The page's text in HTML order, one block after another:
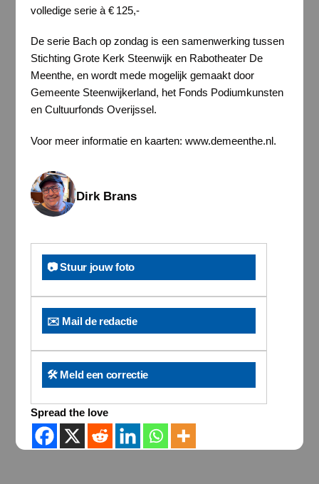
volledige serie à € 125,-
De serie Bach op zondag is een samenwerking tussen
Stichting Grote Kerk Steenwijk en Rabotheater De
Meenthe, en wordt mede mogelijk gemaakt door
Gemeente Steenwijkerland, het Fonds Podiumkunsten
en Cultuurfonds Overijssel.
Voor meer informatie en kaarten: www.demeenthe.nl.
Dirk Brans
📷 Stuur jouw foto
✉️ Mail de redactie
🛠️ Meld een correctie
Spread the love